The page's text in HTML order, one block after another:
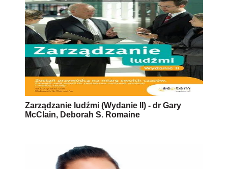
Zarządzanie ludźmi (Wydanie II) - dr Gary
McClain, Deborah S. Romaine